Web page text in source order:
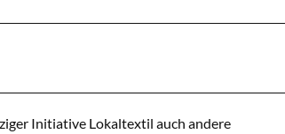
Initiative Lokaltextil auch andere